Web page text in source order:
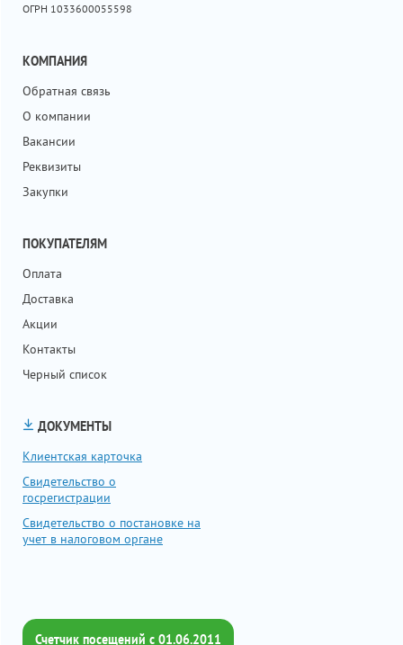
ОГРН 1033600055598
КОМПАНИЯ
Обратная связь
О компании
Вакансии
Реквизиты
Закупки
ПОКУПАТЕЛЯМ
Оплата
Доставка
Акции
Контакты
Черный список
ДОКУМЕНТЫ
Клиентская карточка
Свидетельство о
госрегистрации
Свидетельство о постановке на
учет в налоговом органе
Счетчик посещений c 01.06.2011